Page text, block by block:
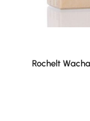
Rochelt